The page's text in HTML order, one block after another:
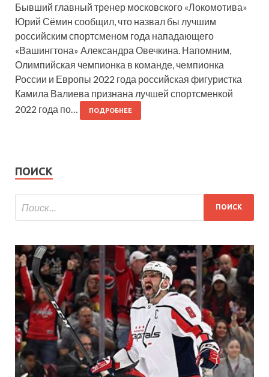
Бывший главный тренер московского «Локомотива»
Юрий Сёмин сообщил, что назвал бы лучшим
российским спортсменом года нападающего
«Вашингтона» Александра Овечкина. Напомним,
Олимпийская чемпионка в команде, чемпионка
России и Европы 2022 года российская фигуристка
Камила Валиева признана лучшей спортсменкой
2022 года по…
ПОДРОБНЕЕ
ПОИСК